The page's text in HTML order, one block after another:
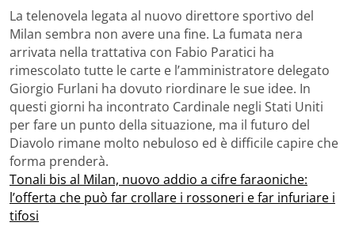
La telenovela legata al nuovo direttore sportivo del
Milan sembra non avere una fine. La fumata nera
arrivata nella trattativa con Fabio Paratici ha
rimescolato tutte le carte e l’amministratore delegato
Giorgio Furlani ha dovuto riordinare le sue idee. In
questi giorni ha incontrato Cardinale negli Stati Uniti
per fare un punto della situazione, ma il futuro del
Diavolo rimane molto nebuloso ed è difficile capire che
forma prenderà.
Tonali bis al Milan, nuovo addio a cifre faraoniche:
l’offerta che può far crollare i rossoneri e far infuriare i
tifosi